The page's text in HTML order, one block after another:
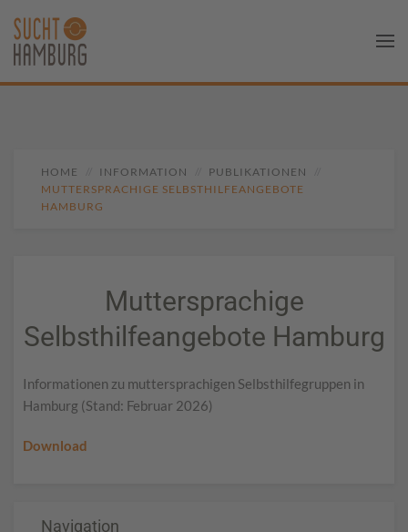
HOME INFORMATION
PUBLIKATIONEN
MUTTERSPRACHIGE SELBSTHILFEANGEBOTE
HAMBURG
Muttersprachige
Selbsthilfeangebote Hamburg
Informationen zu muttersprachigen Selbsthilfegruppen in
Hamburg (Stand: Februar 2026)
Download
Navigation